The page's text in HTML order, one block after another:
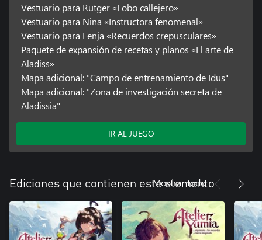
Vestuario para Rutger «Lobo callejero»
Vestuario para Nina «Instructora fenomenal»
Vestuario para Lenja «Recuerdos crepusculares»
Paquete de expansión de recetas y planos «El arte de
Aladiss»
Mapa adicional: "Campo de entrenamiento de Idus"
Mapa adicional: "Zona de investigación secreta de
Aladissia"
IR AL JUEGO
Ediciones que contienen este elemento
Mostrar todo